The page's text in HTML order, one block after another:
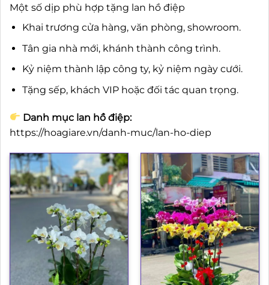
Một số dịp phù hợp tặng lan hồ điệp
Khai trương cửa hàng, văn phòng, showroom.
Tân gia nhà mới, khánh thành công trình.
Kỷ niệm thành lập công ty, kỷ niệm ngày cưới.
Tặng sếp, khách VIP hoặc đối tác quan trọng.
Danh mục lan hồ điệp:
https://hoagiare.vn/danh-muc/lan-ho-diep